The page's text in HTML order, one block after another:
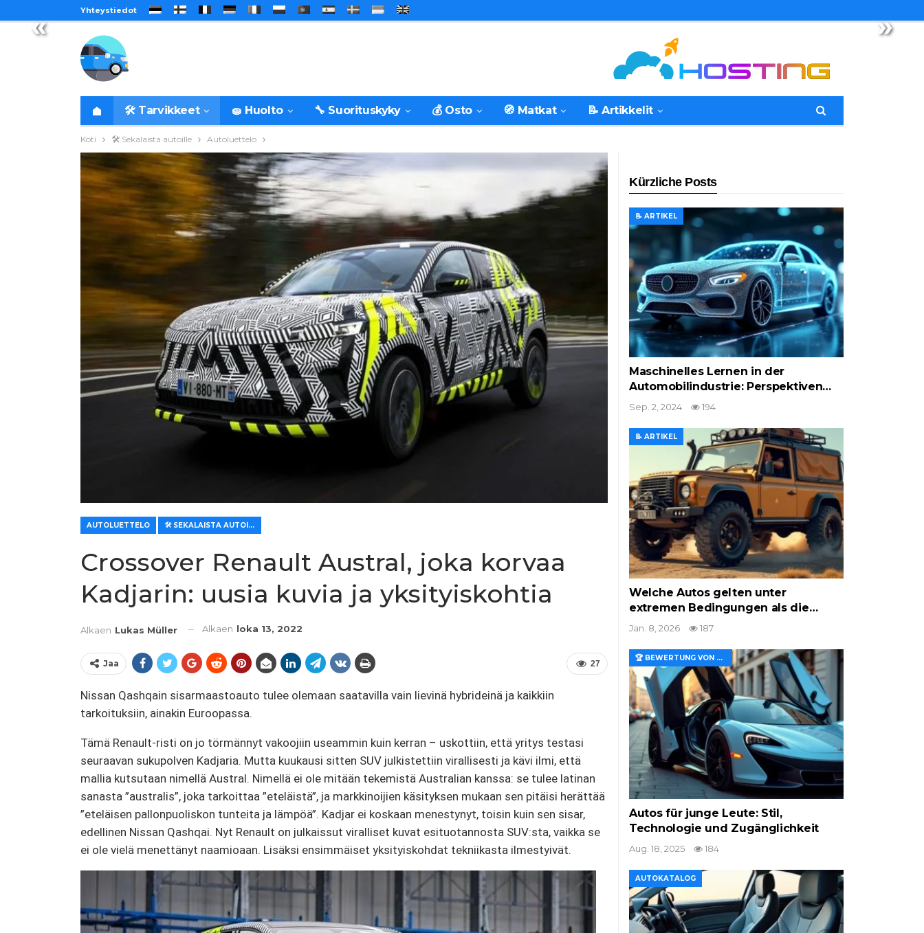
« »
Yhteystiedot
🛠️ Tarvikkeet 🧽 Huolto 🔧 Suorituskyky 💰 Osto 🧭 Matkat 📝 Artikkelit
Koti 🛠️ Sekalaista autoille Autoluettelo
AUTOLUETTELO 🛠️ SEKALAISTA AUTOILLE
Crossover Renault Austral, joka korvaa
Kadjarin: uusia kuvia ja yksityiskohtia
Alkaen Lukas Müller Alkaen loka 13, 2022
27
Jaa
Nissan Qashqain sisarmaastoauto tulee olemaan saatavilla vain lievinä hybrideinä ja kaikkiin
tarkoituksiin, ainakin Euroopassa.
Tämä Renault-risti on jo törmännyt vakoojiin useammin kuin kerran – uskottiin, että yritys testasi
seuraavan sukupolven Kadjaria. Mutta kuukausi sitten SUV julkistettiin virallisesti ja kävi ilmi, että
mallia kutsutaan nimellä Austral. Nimellä ei ole mitään tekemistä Australian kanssa: se tulee latinan
sanasta ”australis”, joka tarkoittaa ”eteläistä”, ja markkinoijien käsityksen mukaan sen pitäisi herättää
”eteläisen pallonpuoliskon tunteita ja lämpöä”. Kadjar ei koskaan menestynyt, toisin kuin sen sisar,
edellinen Nissan Qashqai. Nyt Renault on julkaissut viralliset kuvat esituotannosta SUV:sta, vaikka se
ei ole vielä menettänyt naamioaan. Lisäksi ensimmäiset yksityiskohdat tekniikasta ilmestyivät.
Kürzliche Posts
📝 ARTIKEL
Maschinelles Lernen in der
Automobilindustrie: Perspektiven…
Sep. 2, 2024 194
📝 ARTIKEL
Welche Autos gelten unter
extremen Bedingungen als die…
Jan. 8, 2026 187
🏆 BEWERTUNG VON MERKMALEN UND WERT
Autos für junge Leute: Stil,
Technologie und Zugänglichkeit
Aug. 18, 2025 184
AUTOKATALOG